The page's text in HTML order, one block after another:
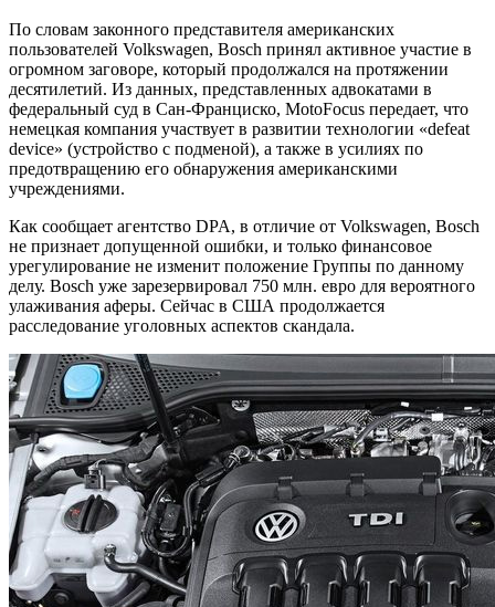
По словам законного представителя американских
пользователей Volkswagen, Bosch принял активное участие в
огромном заговоре, который продолжался на протяжении
десятилетий. Из данных, представленных адвокатами в
федеральный суд в Сан-Франциско, MotoFocus передает, что
немецкая компания участвует в развитии технологии «defeat
device» (устройство с подменой), а также в усилиях по
предотвращению его обнаружения американскими
учреждениями.
Как сообщает агентство DPA, в отличие от Volkswagen, Bosch
не признает допущенной ошибки, и только финансовое
урегулирование не изменит положение Группы по данному
делу. Bosch уже зарезервировал 750 млн. евро для вероятного
улаживания аферы. Сейчас в США продолжается
расследование уголовных аспектов скандала.